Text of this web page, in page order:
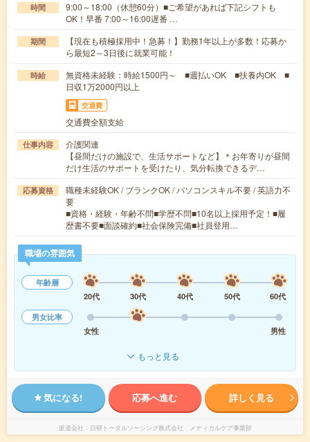
時間
9:00～18:00（休憩60分）■ご希望があれば下記シフトも
OK！早番 7:00～16:00遅番 …
期間
【現在も積極採用中！急募！】勤務1年以上が多数！応募か
ら最短2～3日後に就業可能！
時給
無資格未経験：時給1500円～ ■週払いOK ■扶養内OK ■
日収1万2000円以上
交通費
交通費全額支給
仕事内容
介護関連
【昼間だけの施設で、生活サポートなど】＊お年寄りが昼間
だけ生活のサポートを受けたり、気分転換できるデ…
応募資格
職種未経験OK / ブランクOK / パソコンスキル不要 / 英語力不
要
■資格・経験・年齢不問■学歴不問■10名以上採用予定！■履
歴書不要■面談確約■社会保険完備■社員登用…
職場の雰囲気
年齢層
20代
30代 40代 50代
60代
男女比率
女性
男性
もっと見る
気になる! 応募へ進む 詳しく見る
派遣会社 日研トータルソーシング株式会社 メディカルケア事業部